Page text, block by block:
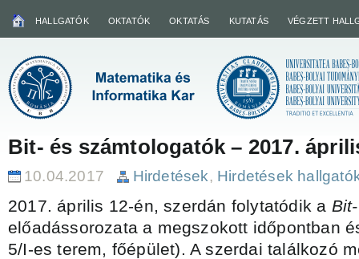
HALLGATÓK OKTATÓK OKTATÁS KUTATÁS VÉGZETT
Bit- és számtologatók – 2017.
10.04.2017 Hirdetések, Hirdetések
2017. április 12-én, szerdán folytatódik a
előadássorozata a megszokott időpontban
5/I-es terem, főépület). A szerdai találkozó